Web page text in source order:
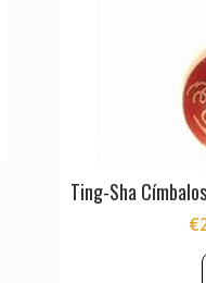
Ting-Sha
€